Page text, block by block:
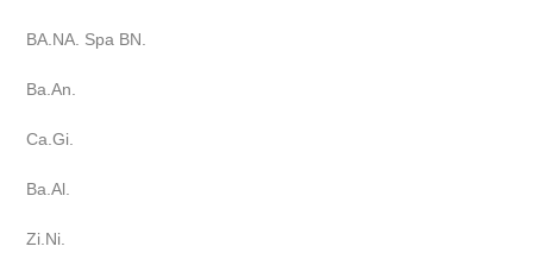
BA.NA. Spa BN.
Ba.An.
Ca.Gi.
Ba.Al.
Zi.Ni.